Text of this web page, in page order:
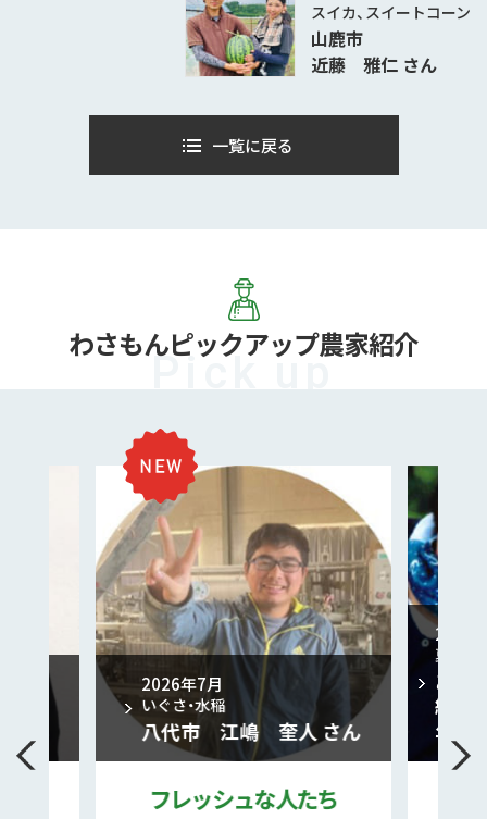
スイカ、スイートコーン
山鹿市
近藤 雅仁 さん
一覧に戻る
わさもんピックアップ農家紹介
2026年7月
いぐさ・水稲
八代市 江嶋 奎人 さん
フレッシュな人たち
2026年2月
夏菊、秋菊、年末
あさぎり町
経営に生か